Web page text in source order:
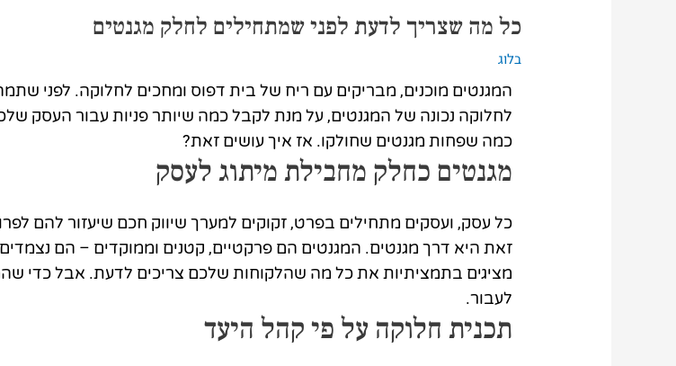
כל מה שצריך לדעת לפני שמתחילים לחלק מגנטים
בלוג
המגנטים מוכנים, מבריקים עם ריח של בית דפוס ומחכים לחלוקה. לפני
לחלוקה נכונה של המגנטים, על מנת לקבל כמה שיותר פניות עבור העסק
כמה שפחות מגנטים שחולקו. אז איך עושים זאת?
מגנטים כחלק מחבילת מיתוג לעסק
כל עסק, ועסקים מתחילים בפרט, זקוקים למערך שיווק חכם שיעזור להם
זאת היא דרך מגנטים. המגנטים הם פרקטיים, קטנים וממוקדים – הם
מציגים בתמציתיות את כל מה שהלקוחות שלכם צריכים לדעת. אבל כדי
לעבור.
תכנית חלוקה על פי קהל היעד